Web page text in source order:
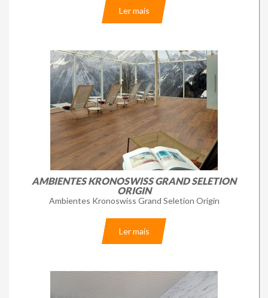
Ler mais
AMBIENTES KRONOSWISS GRAND SELETION
ORIGIN
Ambientes Kronoswiss Grand Seletion Origin
Ler mais